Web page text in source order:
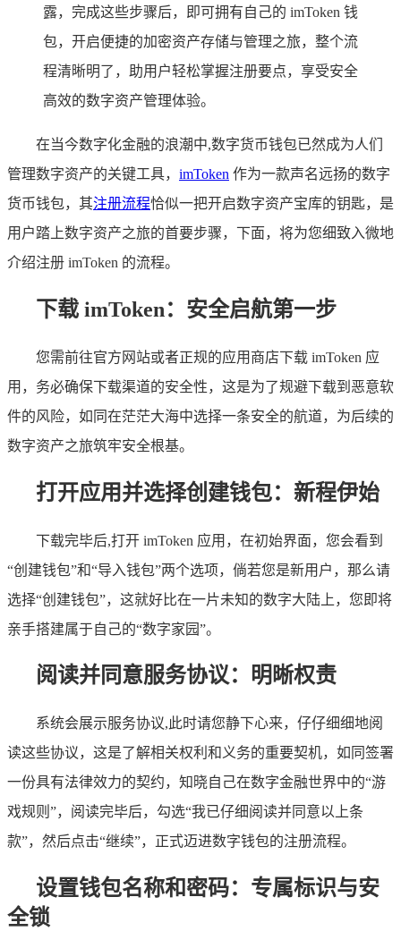
露，完成这些步骤后，即可拥有自己的 imToken 钱
包，开启便捷的加密资产存储与管理之旅，整个流
程清晰明了，助用户轻松掌握注册要点，享受安全
高效的数字资产管理体验。
在当今数字化金融的浪潮中,数字货币钱包已然成为人们
管理数字资产的关键工具， imToken 作为一款声名远扬的数字
货币钱包，其注册流程恰似一把开启数字资产宝库的钥匙，是
用户踏上数字资产之旅的首要步骤，下面，将为您细致入微地
介绍注册 imToken 的流程。
下载 imToken：安全启航第一步
您需前往官方网站或者正规的应用商店下载 imToken 应
用，务必确保下载渠道的安全性，这是为了规避下载到恶意软
件的风险，如同在茫茫大海中选择一条安全的航道，为后续的
数字资产之旅筑牢安全根基。
打开应用并选择创建钱包：新程伊始
下载完毕后,打开 imToken 应用，在初始界面，您会看到
“创建钱包”和“导入钱包”两个选项，倘若您是新用户，那么请
选择“创建钱包”，这就好比在一片未知的数字大陆上，您即将
亲手搭建属于自己的“数字家园”。
阅读并同意服务协议：明晰权责
系统会展示服务协议,此时请您静下心来，仔仔细细地阅
读这些协议，这是了解相关权利和义务的重要契机，如同签署
一份具有法律效力的契约，知晓自己在数字金融世界中的“游
戏规则”，阅读完毕后，勾选“我已仔细阅读并同意以上条
款”，然后点击“继续”，正式迈进数字钱包的注册流程。
设置钱包名称和密码：专属标识与安
全锁